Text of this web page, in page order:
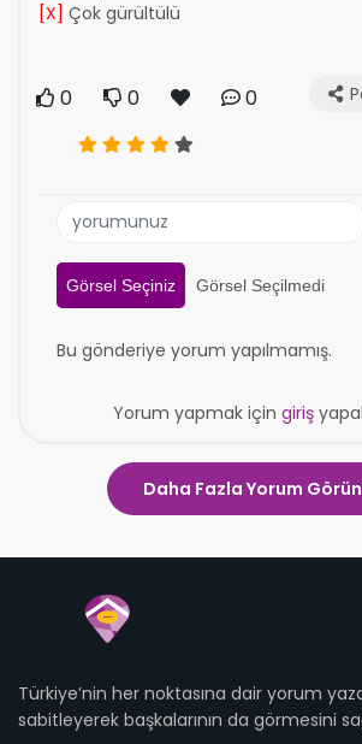
[X] Çok gürültülü
0 0 0
Görsel Seçiniz Görsel Seçilmedi
Bu gönderiye yorum yapılmamış.
Yorum yapmak için giriş
Daha Fazla
Türkiye’nin her noktasına dair yorum
sabitleyerek başkalarının da görmesini